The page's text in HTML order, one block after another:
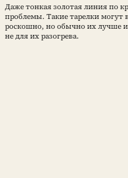
Даже тонкая золотая линия по
проблемы. Такие тарелки могут
роскошно, но обычно их лучше
не для их разогрева.